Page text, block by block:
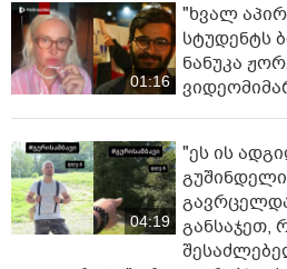
01:16
"ხვალ
სტუდენტს
ნანუკა
04:19
"ეს ის
განსაჯეთ,